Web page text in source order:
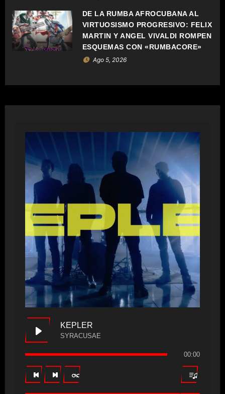
N
T
R
DE LA RUMBA AFROCUBANA AL
VIRTUOSISMO PROGRESIVO: FELIX
MARTIN Y ANGEL VIVALDI ROMPEN
ESQUEMAS CON «RUMBACORE»
Ago 5, 2026
KEPLER
SYRACUSAE
00:00